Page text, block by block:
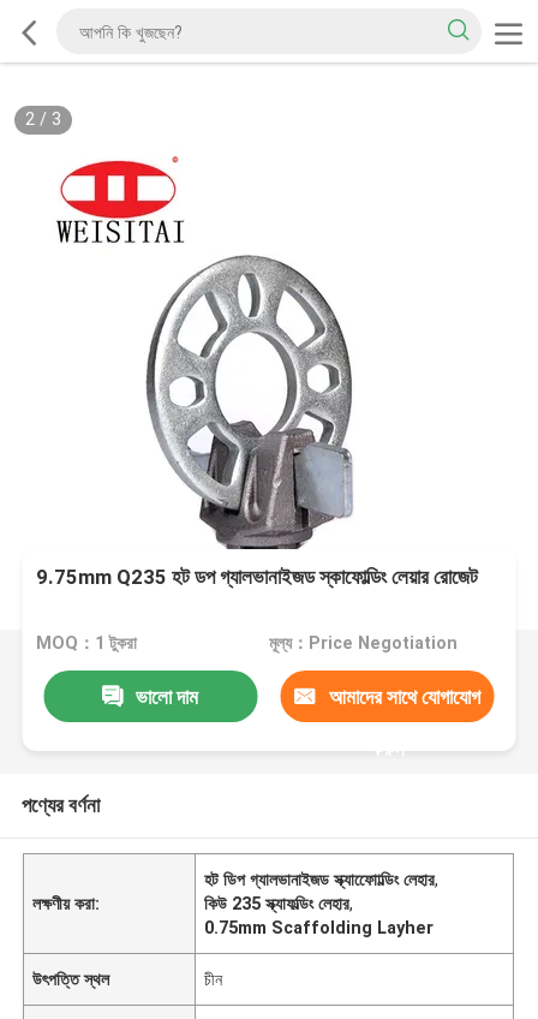
2/ 3
9.75mm Q235 হট ডপ গ্যালভানাইজড স্কাফোল্ডিং লেয়ার রোজেট
MOQ：1 টুকরা মূল্য：Price Negotiation
ভালো দাম আমাদের সাথে যোগাযোগ
করুন
পণ্যের বর্ণনা
লক্ষণীয় করা:
হট ডিপ গ্যালভানাইজড স্ক্যাফোোল্ডিং লেহার,
কিউ 235 স্ক্যাফল্ডিং লেহার,
0.75mm Scaffolding Layher
উৎপত্তি স্থল চীন